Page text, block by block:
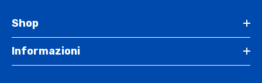
Shop
Informazioni